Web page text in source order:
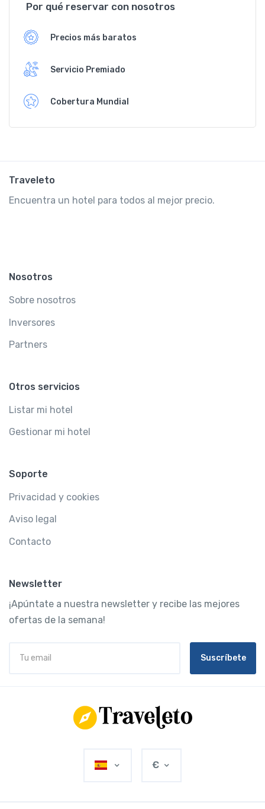
Por qué reservar con nosotros
Precios más baratos
Servicio Premiado
Cobertura Mundial
Traveleto
Encuentra un hotel para todos al mejor precio.
Nosotros
Sobre nosotros
Inversores
Partners
Otros servicios
Listar mi hotel
Gestionar mi hotel
Soporte
Privacidad y cookies
Aviso legal
Contacto
Newsletter
¡Apúntate a nuestra newsletter y recibe las mejores
ofertas de la semana!
Suscríbete
€